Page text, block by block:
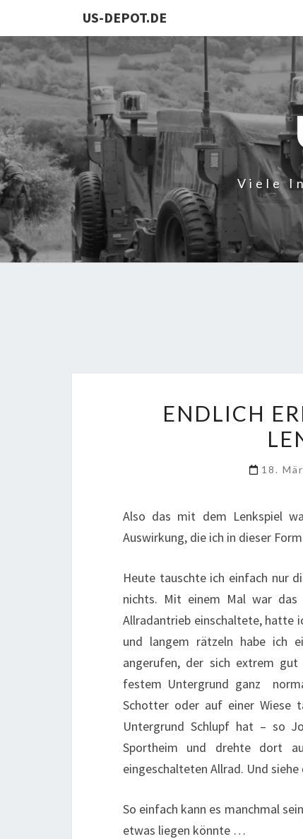
US-DEPOT.DE
Viele
ENDLICH
18.
Also das mit dem Lenkspiel
Auswirkung, die ich in dieser
Heute tauschte ich einfach nur
nichts. Mit einem Mal war das
Allradantrieb einschaltete, hatte
und langem rätzeln habe ich
angerufen, der sich extrem
festem Untergrund ganz
Schotter oder auf einer Wiese
Untergrund Schlupf hat – so
Sportheim und drehte dort
eingeschalteten Allrad. Und
So einfach kann es manchmal
etwas liegen könnte …